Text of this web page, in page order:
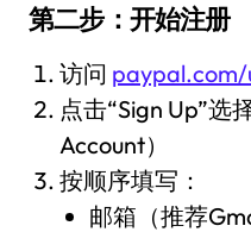
第二步：开始注册
访问 paypal.com/
点击“Sign Up”选
Account）
按顺序填写：
邮箱（推荐